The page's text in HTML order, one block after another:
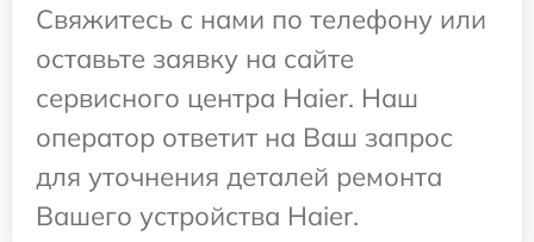
Свяжитесь с нами по телефону или
оставьте заявку на сайте
сервисного центра Haier. Наш
оператор ответит на Ваш запрос
для уточнения деталей ремонта
Вашего устройства Haier.